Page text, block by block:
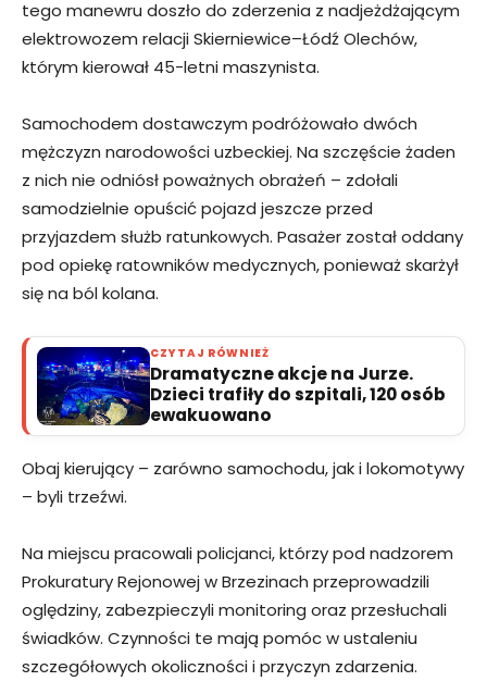
tego manewru doszło do zderzenia z nadjeżdżającym
elektrowozem relacji Skierniewice–Łódź Olechów,
którym kierował 45-letni maszynista.
Samochodem dostawczym podróżowało dwóch
mężczyzn narodowości uzbeckiej. Na szczęście żaden
z nich nie odniósł poważnych obrażeń – zdołali
samodzielnie opuścić pojazd jeszcze przed
przyjazdem służb ratunkowych. Pasażer został oddany
pod opiekę ratowników medycznych, ponieważ skarżył
się na ból kolana.
CZYTAJ RÓWNIEŻ
Dramatyczne akcje na Jurze.
Dzieci trafiły do szpitali, 120 osób
ewakuowano
Obaj kierujący – zarówno samochodu, jak i lokomotywy
– byli trzeźwi.
Na miejscu pracowali policjanci, którzy pod nadzorem
Prokuratury Rejonowej w Brzezinach przeprowadzili
oględziny, zabezpieczyli monitoring oraz przesłuchali
świadków. Czynności te mają pomóc w ustaleniu
szczegółowych okoliczności i przyczyn zdarzenia.